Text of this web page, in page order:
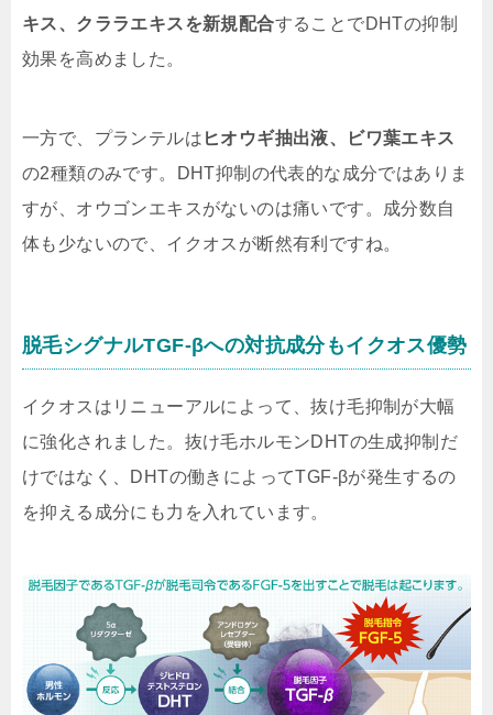
キス、クララエキスを新規配合することでDHTの抑制
効果を高めました。
一方で、プランテルは ヒオウギ抽出液、ビワ葉エキス
の2種類のみです。DHT抑制の代表的な成分ではありま
すが、オウゴンエキスがないのは痛いです。成分数自
体も少ないので、イクオスが断然有利ですね。
脱毛シグナルTGF-βへの対抗成分もイクオス優勢
イクオスはリニューアルによって、抜け毛抑制が大幅
に強化されました。抜け毛ホルモンDHTの生成抑制だ
けではなく、DHTの働きによってTGF-βが発生するの
を抑える成分にも力を入れています。